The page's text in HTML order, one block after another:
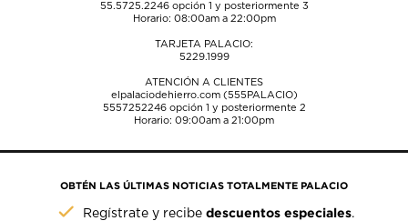
55.5725.2246opción 1 y posteriormente 3
Horario: 08:00am a 22:00pm
TARJETA PALACIO:
5229.1999
ATENCIÓN A CLIENTES
elpalaciodehierro.com (555PALACIO)
5557252246opción 1 y posteriormente 2
Horario: 09:00am a 21:00pm
OBTÉN LAS ÚLTIMAS NOTICIAS TOTALMENTE PALACIO
Regístrate y recibedescuentos especiales.